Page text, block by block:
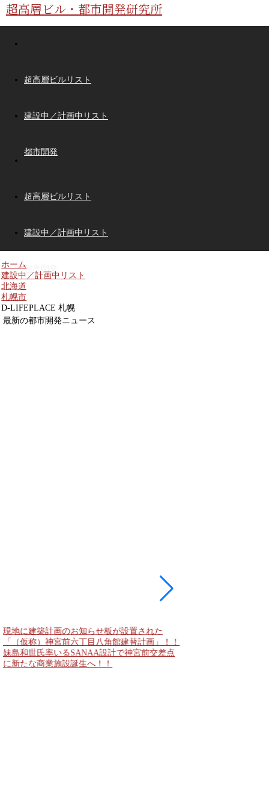
超高層ビル・都市開発研究所
超高層ビルリスト
建設中／計画中リスト
都市開発
超高層ビルリスト
建設中／計画中リスト
都市開発
ホーム
建設中／計画中リスト
北海道
札幌市
D-LIFEPLACE 札幌
最新の都市開発ニュース
現地に建築計画のお知らせ板が設置された
「（仮称）神宮前六丁目八角館建替計画」！！
妹島和世氏率いるSANAA設計で神宮前交差点
に新たな商業施設誕生へ！！